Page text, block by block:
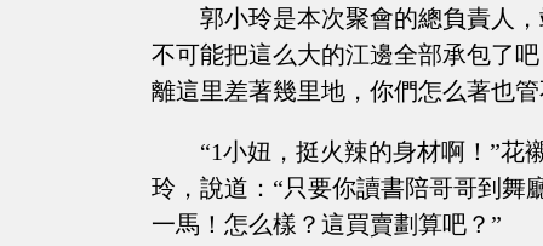
郭小玲是本次聚會的總負責人
不可能把這么大的江邊全部承包了
離這里差著幾里地，你們怎么著也
“1小妞，挺火辣的身材啊！”花
玲，說道：“只要你讀書陪哥哥到舞
一馬！怎么樣？這買賣劃算吧？”